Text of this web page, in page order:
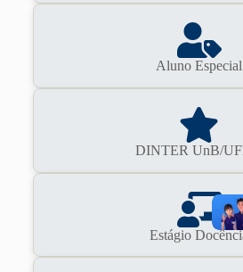
Aluno Especial
DINTER UnB/
Estágio